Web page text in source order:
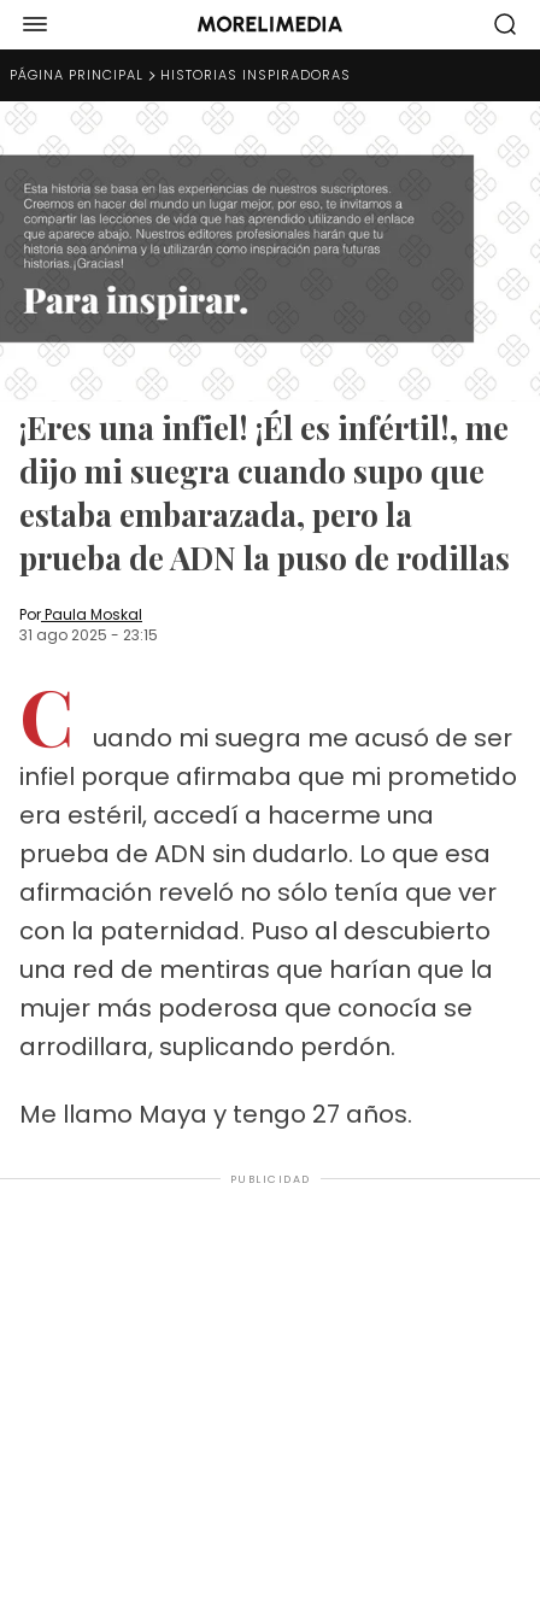
PÁGINA PRINCIPAL HISTORIAS INSPIRADORAS
¡Eres una infiel! ¡Él es infértil!, me
dijo mi suegra cuando supo que
estaba embarazada, pero la
prueba de ADN la puso de rodillas
PorPaula Moskal
31 ago 2025 - 23:15
C
uando mi suegra me acusó de ser
infiel porque afirmaba que mi prometido
era estéril, accedí a hacerme una
prueba de ADN sin dudarlo. Lo que esa
afirmación reveló no sólo tenía que ver
con la paternidad. Puso al descubierto
una red de mentiras que harían que la
mujer más poderosa que conocía se
arrodillara, suplicando perdón.
Me llamo Maya y tengo 27 años.
PUBLICIDAD